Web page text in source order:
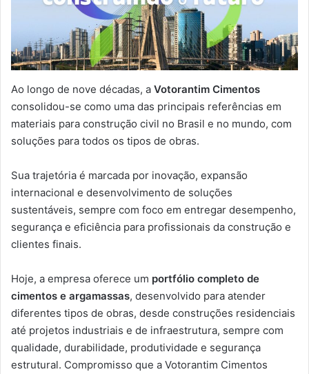
Ao longo de nove décadas, a Votorantim Cimentos
consolidou-se como uma das principais referências em
materiais para construção civil no Brasil e no mundo, com
soluções para todos os tipos de obras.
Sua trajetória é marcada por inovação, expansão
internacional e desenvolvimento de soluções
sustentáveis, sempre com foco em entregar desempenho,
segurança e eficiência para profissionais da construção e
clientes finais.
Hoje, a empresa oferece um portfólio completo de
cimentos e argamassas, desenvolvido para atender
diferentes tipos de obras, desde construções residenciais
até projetos industriais e de infraestrutura, sempre com
qualidade, durabilidade, produtividade e segurança
estrutural. Compromisso que a Votorantim Cimentos